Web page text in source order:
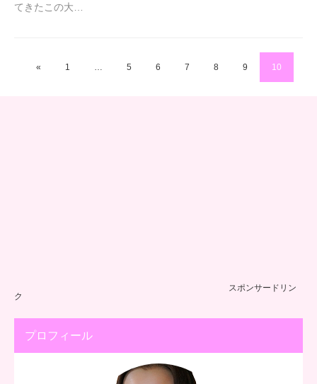
てきたこの大…
« 1 … 5 6 7 8 9 10
スポンサードリン
ク
プロフィール